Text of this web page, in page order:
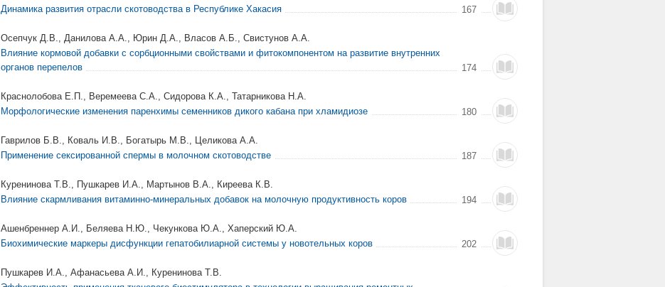
Динамика развития отрасли скотоводства в Республике Хакасия
167
Осепчук Д.В., Данилова А.А., Юрин Д.А., Власов А.Б., Свистунов А.А.
Влияние кормовой добавки с сорбционными свойствами и фитокомпонентом на развитие внутренних
органов перепелов
174
Краснолобова Е.П., Веремеева С.А., Сидорова К.А., Татарникова Н.А.
Морфологические изменения паренхимы семенников дикого кабана при хламидиозе
180
Гаврилов Б.В., Коваль И.В., Богатырь М.В., Целикова А.А.
Применение сексированной спермы в молочном скотоводстве
187
Куренинова Т.В., Пушкарев И.А., Мартынов В.А., Киреева К.В.
Влияние скармливания витаминно-минеральных добавок на молочную продуктивность коров
194
Ашенбреннер А.И., Беляева Н.Ю., Чекункова Ю.А., Хаперский Ю.А.
Биохимические маркеры дисфункции гепатобилиарной системы у новотельных коров
202
Пушкарев И.А., Афанасьева А.И., Куренинова Т.В.